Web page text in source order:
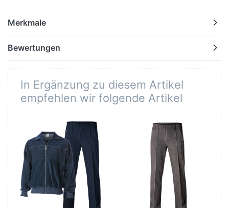
Merkmale
Bewertungen
In Ergänzung zu diesem Artikel
empfehlen wir folgende Artikel